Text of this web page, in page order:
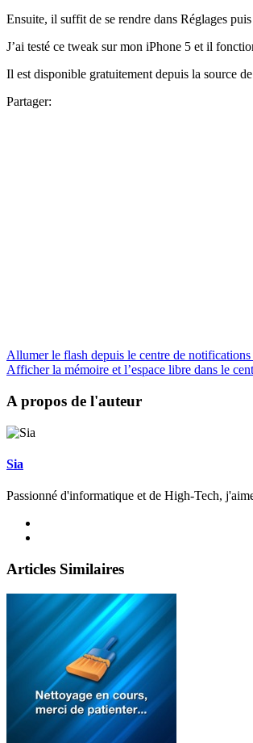
Ensuite, il suffit de se rendre dans Réglages
J’ai testé ce tweak sur mon iPhone 5 et il
Il est disponible gratuitement depuis la source
Partager:
Allumer le flash depuis le centre de
Afficher la mémoire et l’espace libre dans le
A propos de l'auteur
Sia
Passionné d'informatique et de High-Tech,
Articles Similaires